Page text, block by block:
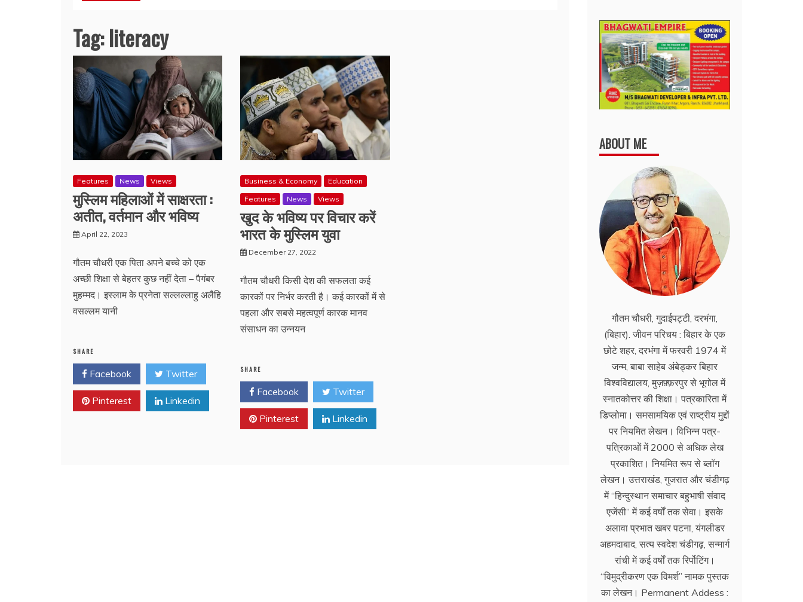
Tag:literacy
Features News Views
मुस्लिम महिलाओं में साक्षरता :
अतीत, वर्तमान और भविष्य
April 22, 2023
गौतम चौधरी एक पिता अपने बच्चे को एक
अच्छी शिक्षा से बेहतर कुछ नहीं देता – पैगंबर
मुहम्मद। इस्लाम के प्रनेता सल्लल्लाहु अलैहि
वसल्लम यानी
SHARE
Facebook Twitter
Pinterest Linkedin
Business & Economy
Education
Features
News Views
खुद के भविष्य पर विचार करें
भारत के मुस्लिम युवा
December 27, 2022
गौतम चौधरी किसी देश की सफलता कई
कारकों पर निर्भर करती है। कई कारकों में से
पहला और सबसे महत्वपूर्ण कारक मानव
संसाधन का उन्नयन
SHARE
Facebook Twitter
Pinterest Linkedin
ABOUT ME
गौतम चौधरी, गुदाईपट्टी, दरभंगा,
(बिहार). जीवन परिचय : बिहार के एक
छोटे शहर, दरभंगा में फरवरी 1974 में
जन्म, बाबा साहेब अंबेड्कर बिहार
विश्वविद्यालय, मुज़फ़्फ़रपुर से भूगोल में
स्नातकोत्तर की शिक्षा। पत्रकारिता में
डिप्लोमा। समसामयिक एवं राष्ट्रीय मुद्दों
पर नियमित लेखन। विभिन्न पत्र-
पत्रिकाओं में 2000 से अधिक लेख
प्रकाशित। नियमित रूप से ब्लाॅग
लेखन। उत्तराखंड, गुजरात और चंडीगढ़
में ‘‘हिन्दुस्थान समाचार बहुभाषी संवाद
एजेंसी’’ में कई वर्षों तक सेवा। इसके
अलावा प्रभात खबर पटना, यंगलीडर
अहमदाबाद, सत्य स्वदेश चंडीगढ़, सन्मार्ग
रांची में कई वर्षों तक रिर्पोटिंग।
‘‘विमुद्रीकरण एक विमर्श’’ नामक पुस्तक
का लेखन। Permanent Addess :